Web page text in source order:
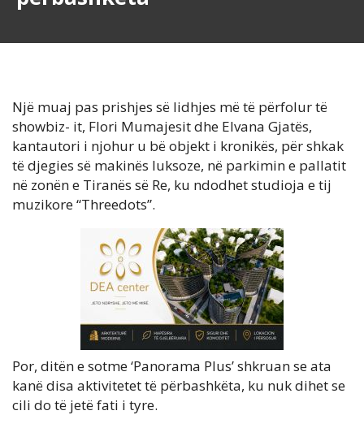
Një muaj pas prishjes së lidhjes më të përfolur të
showbiz- it, Flori Mumajesit dhe Elvana Gjatës,
kantautori i njohur u bë objekt i kronikës, për shkak
të djegies së makinës luksoze, në parkimin e pallatit
në zonën e Tiranës së Re, ku ndodhet studioja e tij
muzikore “Threedots”.
Por, ditën e sotme ‘Panorama Plus’ shkruan se ata
kanë disa aktivitetet të përbashkëta, ku nuk dihet se
cili do të jetë fati i tyre.